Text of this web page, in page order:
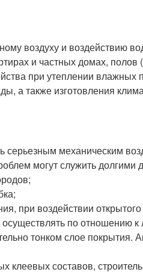
воздуху и воздействию
и частных домах,
при утеплении
а также изготовления
серьезным механическим
могут служить долгими
при воздействии
по
тонком слое
составов,